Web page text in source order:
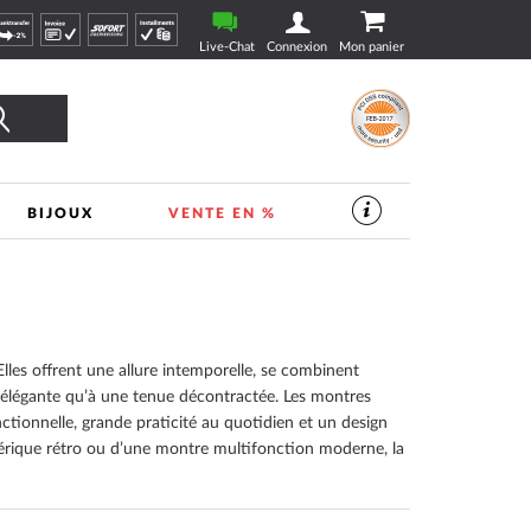
Live-Chat Connexion Mon panier
BIJOUX VENTE EN %
SERVICES
DANS
offrent une allure intemporelle, se combinent
qu’à une tenue décontractée. Les montres
grande praticité au quotidien et un design
rétro ou d’une montre multifonction moderne, la